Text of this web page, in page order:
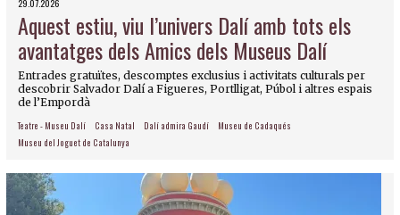
29.07.2026
Aquest estiu, viu l’univers Dalí amb tots els
avantatges dels Amics dels Museus Dalí
Entrades gratuïtes, descomptes exclusius i activitats culturals per
descobrir Salvador Dalí a Figueres, Portlligat, Púbol i altres espais
de l’Empordà
Teatre - Museu Dalí Casa Natal Dalí admira Gaudí
Museu de Cadaqués
Museu del Joguet de Catalunya